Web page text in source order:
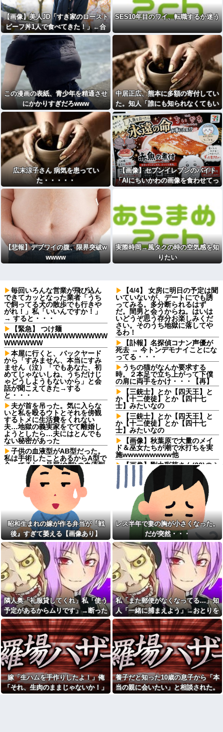
【画像】美人JD「すき家のロースト
ビーフ丼1人で食べてきた！」←合
成みたいと話題にｗｗｗｗｗｗｗｗ
SES10年目のワイ、転職するか迷う
この漫画の表紙、青少年を精通させ
にかかりすぎだろwww
中居正広、熊本に多額の寄付してい
た。知人「誰にも知られなくてもい
い、と公表してない」
広末涼子さん 病気を患ってい
た・・・・・
【画像】セブンイレブンのバイト
「AIにちいかわの画像を食わせてっ
【悲報】デブワイの腹、限界突破w
wwww
実際時岡→風タクの時の空気感を知
りたい
毎回いろんな営業が飛び込ん
できてカッとなった業者「うち
で飼ってる犬の散歩でも行きや
がれ！」私「いいんですか！」
→ すると・・・
【緊急】 つけ麺
WWWWWWWWWWWWWWWW
WWWWWW
本屋に行くと、バックヤード
から「すみません、本当にすみ
ません（泣）「でもあなた、初
めてじゃないしね、うちだけじ
ゃどうしようもないから」と会
話が聞こえてきた→する
と・・・
夫が首を吊った。気に入らな
いと私を殴るウトとそれを傍観
するトメに生活費をくれない
夫…地獄の義実家をでて離婚し
ようとしたら…夫にはとんでも
ない秘密があった
子供の血液型がAB型だった。
私は手術したことあるからA型で
合ってるし…旦那(O型)の血液型
を調べてみよう」→ 結果・・・
【衝撃】 ワイ、保険金2億円と
遺産6000万円を相続したら「こ
う」なった・・・
ちいかわ作者さん、総額30億
超の大豪邸を建てるｗｗｗｗｗ
ｗｗｗｗｗｗｗｗｗｗｗｗｗｗ
【画像】居酒屋さん、6人で長
居して会計4939円しか使わない
客にお気持ち表明してしまう←
コレどっちが悪いん
や？？？？？？
【動画】御当地アイドルだっ
た頃の今田美桜、ガチのマジで
可愛くてワイらをびびらせまく
ってしまうw w w w w w w w
日産e-power、無給油で
1980km走行しギネス記録を達
成！→山頂から下ってるだけで
した…
【悲報】へずまりゅう（35）
ボランティアのため熊本に行く
も体調不良で病院に行く
スーパーで小エビの天ぷら
（１２尾入り４８０円）を買っ
た。レジ係の人「５７６０円で
す」私「えっ！？間違いじゃな
いですか？」レジ「いや、４８...
1、2年生の間で欠席者が多数
【4/4】 女房に明日の予定は聞
いていないが、デートにでも誘
ってみる。多分断られるはず
だ。間男と会うからね。はいは
いどうぞ思う存分お楽しみくだ
さい。そのうち地獄に落してや
るわ！
【訃報】名探偵コナン声優が
死去 → 今トンデモナイことにな
ってる・・・
うちの猫がなんか要求する
時。２本足で立ち上がって下僕
の肩に両手をかけ・・・【再】
【三銃士】とか【四天王】と
か【十二使徒】とか【四十七
士】みたいなの
【三銃士】とか【四天王】と
か【十二使徒】とか【四十七
士】みたいなの
【画像】秋葉原で大量のメイ
ド＆巫女たちが潮で水打ちを実
施wwwwwwwww他
【画像】剛力彩芽さん(32)のふ
っくらお胸、エ□ッッッッッッッ
ッッッッッッッッ！
本屋に現れた異臭＆浮浪者風
の男、ペタンコのボストンバッ
グをパンパンにして無会計で退
店！Gメンに確保され「なん
で？」と本気で困惑ｗｗｗ
【気分悪ぃ】彼氏がトンカツ
食べたくない理由がクズすぎて...
ｗｗｗｗ
義弟嫁が私にケンカ売って、
義妹が買った流れになってしま
った。その勘違いが思わぬ方向
へ転がっていき…
猫って、年数が経てば立つほ
ど距離が近くなるのかな。最近
は、枕の横で寝てる。【再】
24歳年収550万ワイ、高級車も
豪邸も買えない人生が確定して
いる事実に咽び泣く
冷蔵庫あけたらパイナップル
があって友人が食ったら、友人
ところのジジイが買ったたくあ
んだったんだか
【腹筋崩壊】見た瞬間吹いた
画像を貼っていくスレｗｗｗｗ
【修羅場】父の浮気相手がま
さかの男！？私が突き止めた結
果ｗｗｗｗ
昭和生まれの嫁が作る弁当が『戦
後』すぎて萎える【画像あり】
レス半年で妻の胸が小さくなった。
だが突然・・・
隣人奥「礼服貸してくれ」私「使う
予定があるからムリです」→断った
途端、とんでもない暴言を吐かれ
て…
私「また郵便がなくなってる…」知
人「一緒に捕まえよう」→おとりを
仕掛けたら泥奥がまんまと引っかか
り…
嫁「生ハムを手作りしたよ！」俺
「それ、生肉のままじゃないか！」
養子だと知った10歳の息子から「本
当の親に会いたい」と相談された。